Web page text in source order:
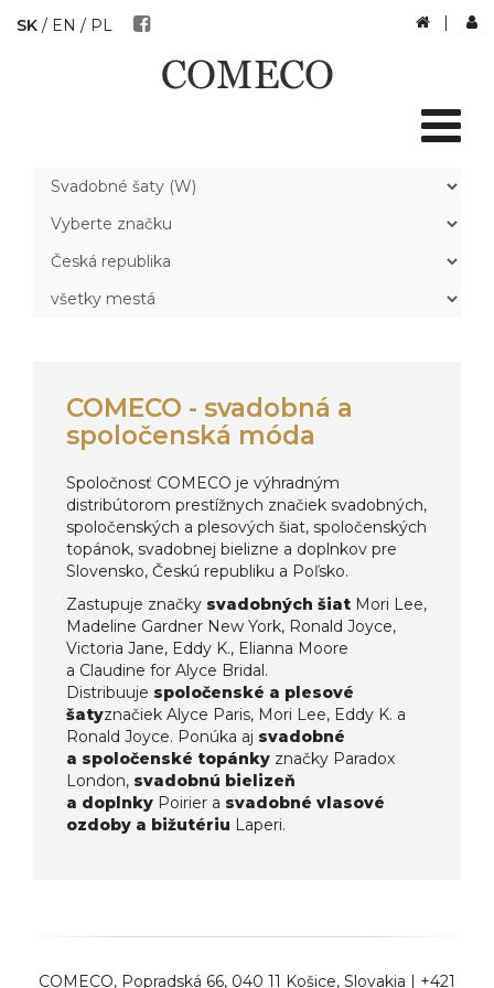
SK / EN / PL |
COMECO - svadobná a
spoločenská móda
Spoločnosť COMECO je výhradným
distribútorom prestížnych značiek svadobných,
spoločenských a plesových šiat, spoločenských
topánok, svadobnej bielizne a doplnkov pre
Slovensko, Českú republiku a Poľsko.
Zastupuje značky svadobných šiat Mori Lee,
Madeline Gardner New York, Ronald Joyce,
Victoria Jane, Eddy K., Elianna Moore
a Claudine for Alyce Bridal.
Distribuuje spoločenské a plesové
šatyznačiek Alyce Paris, Mori Lee, Eddy K. a
Ronald Joyce. Ponúka aj svadobné
a spoločenské topánky značky Paradox
London, svadobnú bielizeň
a doplnky Poirier a svadobné vlasové
ozdoby a bižutériu Laperi.
COMECO, Popradská 66, 040 11 Košice, Slovakia | +421